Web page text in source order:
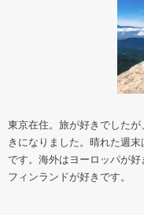
東京在住。旅が好きでした
きになりました。晴れた週
です。海外はヨーロッパが
フィンランドが好きです。